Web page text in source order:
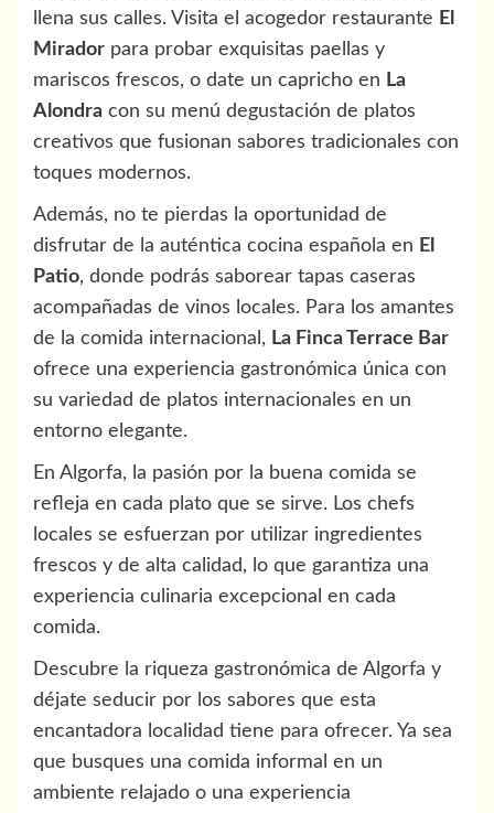
llena sus calles. Visita el acogedor restaurante El
Mirador para probar exquisitas paellas y
mariscos frescos, o date un capricho en La
Alondra con su menú degustación de platos
creativos que fusionan sabores tradicionales con
toques modernos.
Además, no te pierdas la oportunidad de
disfrutar de la auténtica cocina española en El
Patio, donde podrás saborear tapas caseras
acompañadas de vinos locales. Para los amantes
de la comida internacional, La Finca Terrace Bar
ofrece una experiencia gastronómica única con
su variedad de platos internacionales en un
entorno elegante.
En Algorfa, la pasión por la buena comida se
refleja en cada plato que se sirve. Los chefs
locales se esfuerzan por utilizar ingredientes
frescos y de alta calidad, lo que garantiza una
experiencia culinaria excepcional en cada
comida.
Descubre la riqueza gastronómica de Algorfa y
déjate seducir por los sabores que esta
encantadora localidad tiene para ofrecer. Ya sea
que busques una comida informal en un
ambiente relajado o una experiencia